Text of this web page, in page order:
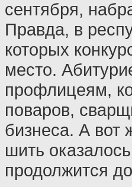
сентября,
Правда, в
которых
место.
профлицеям,
поваров,
бизнеса. А вот
шить
продолжится